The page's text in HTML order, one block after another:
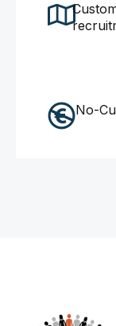
No-